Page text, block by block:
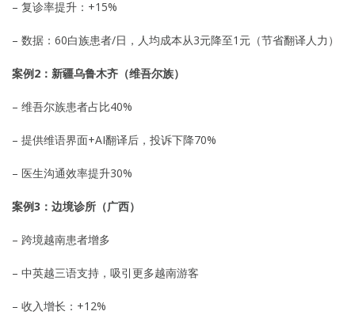
– 复诊率提升：+15%
– 数据：60白族患者/日，人均成本从3元降至1元（节省翻译人力）
案例2：新疆乌鲁木齐（维吾尔族）
– 维吾尔族患者占比40%
– 提供维语界面+AI翻译后，投诉下降70%
– 医生沟通效率提升30%
案例3：边境诊所（广西）
– 跨境越南患者增多
– 中英越三语支持，吸引更多越南游客
– 收入增长：+12%